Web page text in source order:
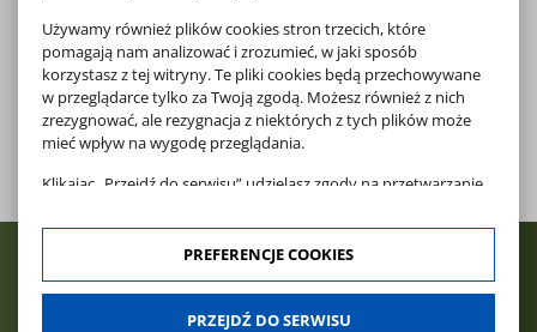
Używamy również plików cookies stron trzecich, które
pomagają nam analizować i zrozumieć, w jaki sposób
korzystasz z tej witryny. Te pliki cookies będą przechowywane
w przeglądarce tylko za Twoją zgodą. Możesz również z nich
zrezygnować, ale rezygnacja z niektórych z tych plików może
mieć wpływ na wygodę przeglądania.
Klikając „Przejdź do serwisu” udzielasz zgody na przetwarzanie
naszej stronie. Dane są zbierane w celach zgodnych z naszą
polityką prywatnościorazpolityką cookies. Zgoda jest
klikając w "Preferencje cookies".
PREFERENCJE COOKIES
PRZEJDŹ DO SERWISU